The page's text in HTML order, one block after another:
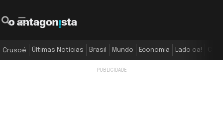
Crusoé Últimas Notícias Brasil Mundo Economia Lado oa!